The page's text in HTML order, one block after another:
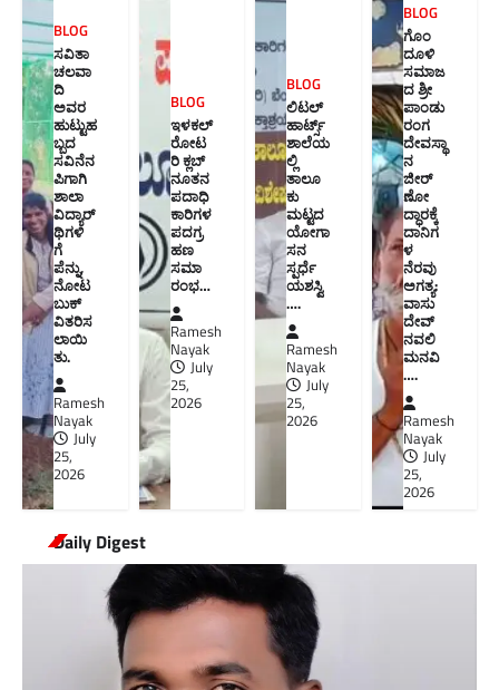
BLOG
ಸವಿತಾ
ಚಲವಾ
ದಿ
ಅವರ
ಹುಟ್ಟುಹ
ಬ್ಬದ
ಸವಿನೆನ
ಪಿಗಾಗಿ
ಶಾಲಾ
ವಿದ್ಯಾರ್
ಥಿಗಳಿ
ಗೆ
ಪೆನ್ನು,
ನೋಟ
ಬುಕ್
ವಿತರಿಸ
ಲಾಯಿ
ತು.
Ramesh
Nayak
July
25,
2026
BLOG
ಇಳಕಲ್
ರೋಟ
ರಿ ಕ್ಲಬ್
ನೂತನ‌
ಪದಾಧಿ
ಕಾರಿಗಳ
ಪದಗ್ರ
ಹಣ
ಸಮಾ
ರಂಭ…
Ramesh
Nayak
July
25,
2026
BLOG
ಲಿಟಲ್
ಹಾರ್ಟ್ಸ್
ಶಾಲೆಯ
ಲ್ಲಿ
ತಾಲೂ
ಕು
ಮಟ್ಟದ
ಯೋಗಾ
ಸನ
ಸ್ಪರ್ಧೆ
ಯಶಸ್ವಿ
….
Ramesh
Nayak
July
25,
2026
BLOG
ಗೊಂ
ದೂಳಿ
ಸಮಾಜ
ದ ಶ್ರೀ
ಪಾಂಡು
ರಂಗ
ದೇವಸ್ಥಾ
ನ
ಜೀರ್
ಣೋ
ದ್ಧಾರಕ್ಕೆ
ದಾನಿಗ
ಳ
ನೆರವು
ಅಗತ್ಯ:
ವಾಸು
ದೇವ್
ನವಲಿ
ಮನವಿ​
….
Ramesh
Nayak
July
25,
2026
Daily Digest